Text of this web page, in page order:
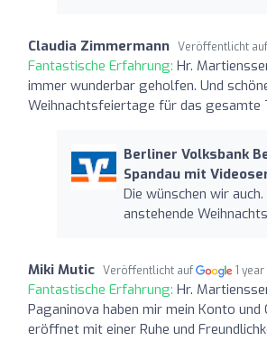
Claudia Zimmermann Veröffentlicht auf
Fantastische Erfahrung: Hr.
immer wunderbar geholfen. Und
Weihnachtsfeiertage für das gesamte
Berliner Volksbank
Spandau mit
Die wünschen wir auch.
anstehende
Miki Mutic Veröffentlicht auf 1
Fantastische Erfahrung: Hr.
Paganinova haben mir mein Konto und
eröffnet mit einer Ruhe und